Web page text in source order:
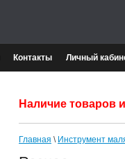
Контакты Личный
Наличие товаров
Главная \ Инструмент